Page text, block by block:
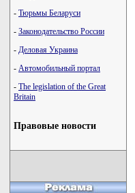
- Тюрьмы Беларуси
- Законодательство России
- Деловая Украина
- Автомобильный портал
- The legislation of the Great
Britain
Правовые новости